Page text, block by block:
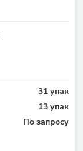
31 упак
13 упак
По запросу